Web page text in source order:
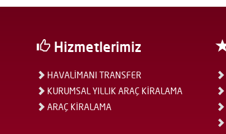
Hizmetlerimiz
HAVALİMANI TRANSFER
KURUMSAL YILLIK ARAÇ KİRALAMA
ARAÇ KİRALAMA